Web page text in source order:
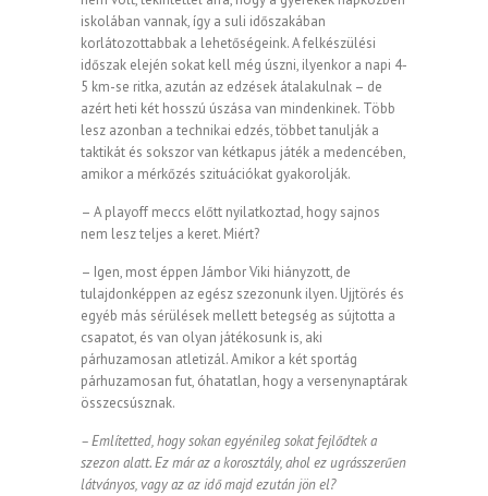
iskolában vannak, így a suli időszakában
korlátozottabbak a lehetőségeink. A felkészülési
időszak elején sokat kell még úszni, ilyenkor a napi 4-
5 km-se ritka, azután az edzések átalakulnak – de
azért heti két hosszú úszása van mindenkinek. Több
lesz azonban a technikai edzés, többet tanulják a
taktikát és sokszor van kétkapus játék a medencében,
amikor a mérkőzés szituációkat gyakorolják.
– A playoff meccs előtt nyilatkoztad, hogy sajnos
nem lesz teljes a keret. Miért?
– Igen, most éppen Jámbor Viki hiányzott, de
tulajdonképpen az egész szezonunk ilyen. Ujjtörés és
egyéb más sérülések mellett betegség as sújtotta a
csapatot, és van olyan játékosunk is, aki
párhuzamosan atletizál. Amikor a két sportág
párhuzamosan fut, óhatatlan, hogy a versenynaptárak
összecsúsznak.
– Említetted, hogy sokan egyénileg sokat fejlődtek a
szezon alatt. Ez már az a korosztály, ahol ez ugrásszerűen
látványos, vagy az az idő majd ezután jön el?